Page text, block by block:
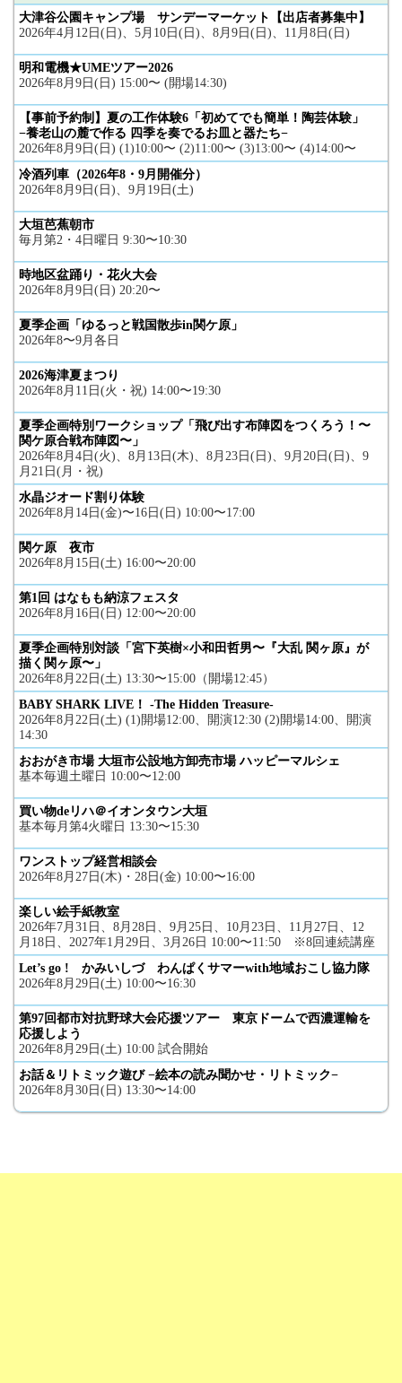
大津谷公園キャンプ場 サンデーマーケット【出店者募集中】
2026年4月12日(日)、5月10日(日)、8月9日(日)、11月8日(日)
明和電機★UMEツアー2026
2026年8月9日(日) 15:00〜 (開場14:30)
【事前予約制】夏の工作体験6「初めてでも簡単！陶芸体験」
−養老山の麓で作る 四季を奏でるお皿と器たち−
2026年8月9日(日) (1)10:00〜 (2)11:00〜 (3)13:00〜 (4)14:00〜
冷酒列車（2026年8・9月開催分）
2026年8月9日(日)、9月19日(土)
大垣芭蕉朝市
毎月第2・4日曜日 9:30〜10:30
時地区盆踊り・花火大会
2026年8月9日(日) 20:20〜
夏季企画「ゆるっと戦国散歩in関ケ原」
2026年8〜9月各日
2026海津夏まつり
2026年8月11日(火・祝) 14:00〜19:30
夏季企画特別ワークショップ「飛び出す布陣図をつくろう！〜
関ケ原合戦布陣図〜」
2026年8月4日(火)、8月13日(木)、8月23日(日)、9月20日(日)、9
月21日(月・祝)
水晶ジオード割り体験
2026年8月14日(金)〜16日(日) 10:00〜17:00
関ケ原 夜市
2026年8月15日(土) 16:00〜20:00
第1回 はなもも納涼フェスタ
2026年8月16日(日) 12:00〜20:00
夏季企画特別対談「宮下英樹×小和田哲男〜『大乱 関ヶ原』が
描く関ヶ原〜」
2026年8月22日(土) 13:30〜15:00（開場12:45）
BABY SHARK LIVE！ -The Hidden Treasure-
2026年8月22日(土) (1)開場12:00、開演12:30 (2)開場14:00、開演
14:30
おおがき市場 大垣市公設地方卸売市場 ハッピーマルシェ
基本毎週土曜日 10:00〜12:00
買い物deリハ＠イオンタウン大垣
基本毎月第4火曜日 13:30〜15:30
ワンストップ経営相談会
2026年8月27日(木)・28日(金) 10:00〜16:00
楽しい絵手紙教室
2026年7月31日、8月28日、9月25日、10月23日、11月27日、12
月18日、2027年1月29日、3月26日 10:00〜11:50 ※8回連続講座
Let’s go ! かみいしづ わんぱくサマーwith地域おこし協力隊
2026年8月29日(土) 10:00〜16:30
第97回都市対抗野球大会応援ツアー 東京ドームで西濃運輸を
応援しよう
2026年8月29日(土) 10:00 試合開始
お話＆リトミック遊び −絵本の読み聞かせ・リトミック−
2026年8月30日(日) 13:30〜14:00